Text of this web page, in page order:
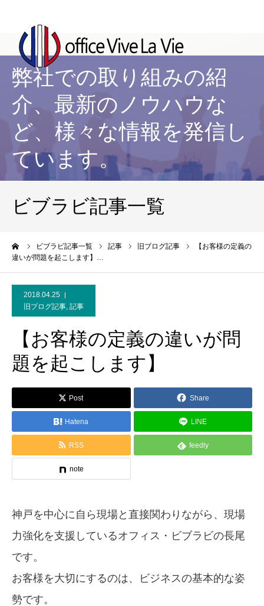
弊社での取り組みの紹
介、最新のノウハウな
ど、様々な情報を発信し
ています。
ビブラビ記事一覧
ビブラビ記事一覧 記事 旧ブログ記事
【お客様の定義の
違いが問題を起こします】…
2018.04.25
旧ブログ記事, 記事
【お客様の定義の違いが問
題を起こします】
Post Share
Hatena LINE
RSS feedly
note
神戸を中心に自ら現場と直接関わりながら、現場
力強化を支援しているオフィス・ビブラビの長尾
です。
お客様を大切にするのは、ビジネスの基本的な姿
勢です。